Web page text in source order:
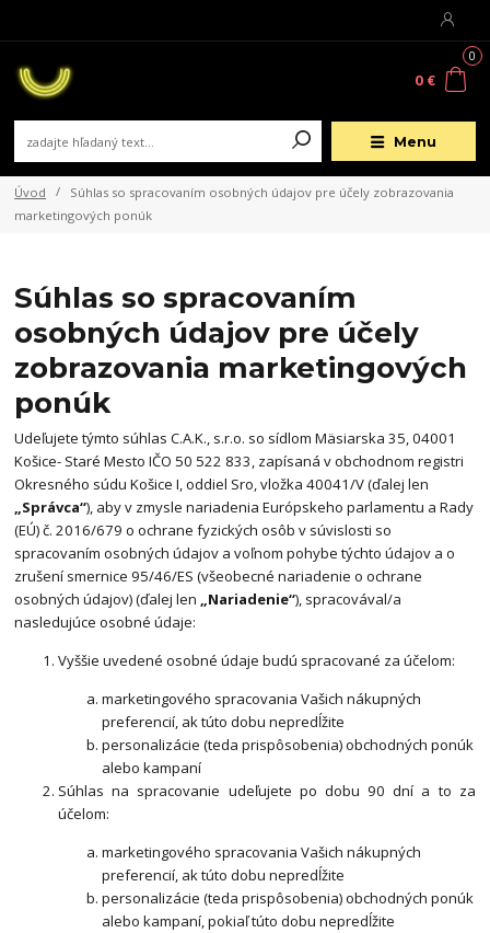
Menu
0
0 €
Úvod
Súhlas so spracovaním osobných údajov pre účely zobrazovania
marketingových ponúk
Súhlas so spracovaním
osobných údajov pre účely
zobrazovania marketingových
ponúk
Udeľujete týmto súhlas C.A.K., s.r.o. so sídlom Mäsiarska 35, 04001
Košice- Staré Mesto IČO 50 522 833, zapísaná v obchodnom registri
Okresného súdu Košice I, oddiel Sro, vložka 40041/V (ďalej len
„Správca“), aby v zmysle nariadenia Európskeho parlamentu a Rady
(EÚ) č. 2016/679 o ochrane fyzických osôb v súvislosti so
spracovaním osobných údajov a voľnom pohybe týchto údajov a o
zrušení smernice 95/46/ES (všeobecné nariadenie o ochrane
osobných údajov) (ďalej len „Nariadenie“), spracovával/a
nasledujúce osobné údaje:
Vyššie uvedené osobné údaje budú spracované za účelom:
marketingového spracovania Vašich nákupných
preferencií, ak túto dobu nepredĺžite
personalizácie (teda prispôsobenia) obchodných ponúk
alebo kampaní
Súhlas na spracovanie udeľujete po dobu 90 dní a to za
účelom:
marketingového spracovania Vašich nákupných
preferencií, ak túto dobu nepredĺžite
personalizácie (teda prispôsobenia) obchodných ponúk
alebo kampaní, pokiaľ túto dobu nepredĺžite